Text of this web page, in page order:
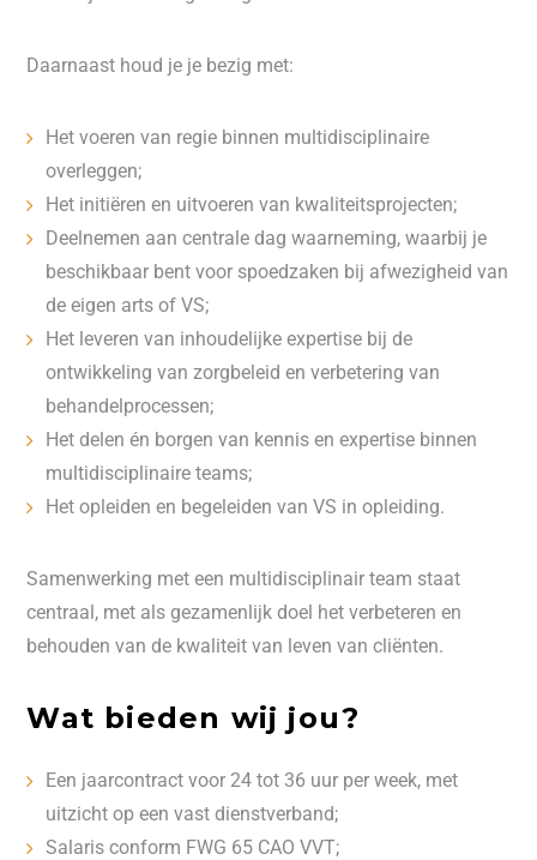
Daarnaast houd je je bezig met:
Het voeren van regie binnen multidisciplinaire
overleggen;
Het initiëren en uitvoeren van kwaliteitsprojecten;
Deelnemen aan centrale dag waarneming, waarbij je
beschikbaar bent voor spoedzaken bij afwezigheid van
de eigen arts of VS;
Het leveren van inhoudelijke expertise bij de
ontwikkeling van zorgbeleid en verbetering van
behandelprocessen;
Het delen én borgen van kennis en expertise binnen
multidisciplinaire teams;
Het opleiden en begeleiden van VS in opleiding.
Samenwerking met een multidisciplinair team staat
centraal, met als gezamenlijk doel het verbeteren en
behouden van de kwaliteit van leven van cliënten.
Wat bieden wij jou?
Een jaarcontract voor 24 tot 36 uur per week, met
uitzicht op een vast dienstverband;
Salaris conform FWG 65 CAO VVT;